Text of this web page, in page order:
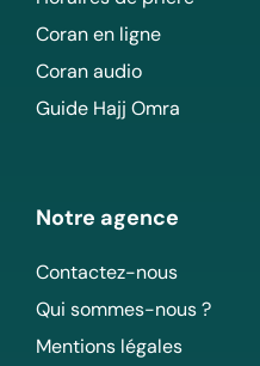
Coran en ligne
Coran audio
Guide Hajj Omra
Notre agence
Contactez-nous
Qui sommes-nous ?
Mentions légales